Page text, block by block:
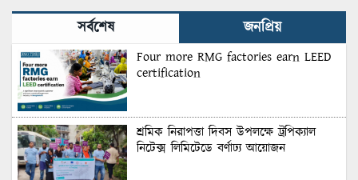
সর্বশেষ জনপ্রিয়
Four more RMG factories earn LEED
certification
শ্রমিক নিরাপত্তা দিবস উপলক্ষে ট্রপিক্যাল
নিটেক্স লিমিটেডে বর্ণাঢ্য আয়োজন